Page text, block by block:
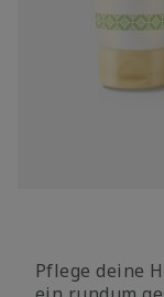
Pflege deine